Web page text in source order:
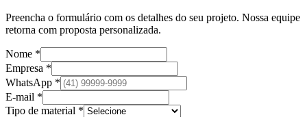
Preencha o formulário com os detalhes do seu projeto. Nossa equipe
retorna com proposta personalizada.
Nome *
Empresa *
WhatsApp *
E-mail *
Tipo de material *